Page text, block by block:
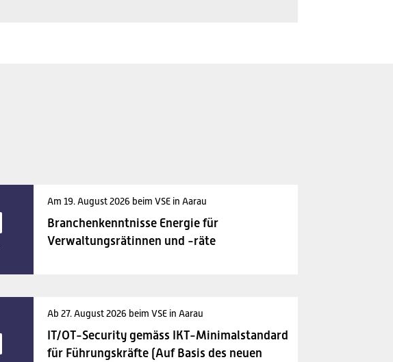
Am 19. August 2026 beim VSE in Aarau
Branchenkenntnisse Energie für
Verwaltungsrätinnen und -räte
Ab 27. August 2026 beim VSE in Aarau
IT/OT-Security gemäss IKT-Minimalstandard
für Führungskräfte (Auf Basis des neuen